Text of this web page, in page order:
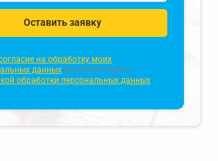
Оставить заявку
на обработку моих
данных в соответствии с
обработки персональных данных